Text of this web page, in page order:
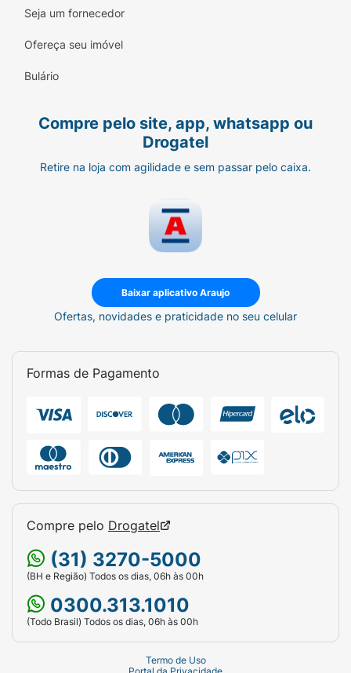
Seja um fornecedor
Ofereça seu imóvel
Bulário
Compre pelo site, app, whatsapp ou
Drogatel
Retire na loja com agilidade e sem passar pelo caixa.
Baixar aplicativo Araujo
Ofertas, novidades e praticidade no seu celular
Formas de Pagamento
Compre pelo Drogatel
(31) 3270-5000
(BH e Região) Todos os dias, 06h às 00h
0300.313.1010
(Todo Brasil) Todos os dias, 06h às 00h
Termo de Uso